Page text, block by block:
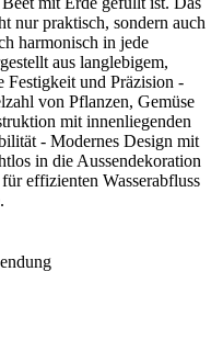
nur praktisch, sondern auch
harmonisch in jede
aus langlebigem,
Festigkeit und Präzision -
von Pflanzen, Gemüse
mit innenliegenden
- Modernes Design mit
in die Aussendekoration
effizienten Wasserabfluss